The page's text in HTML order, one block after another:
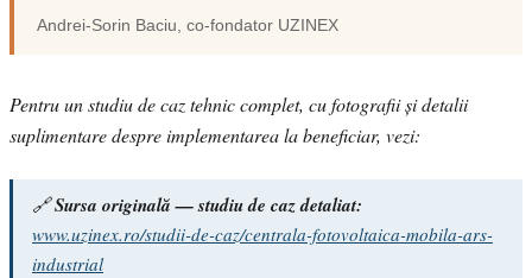
Andrei-Sorin Baciu, co-fondator UZINEX
Pentru un studiu de caz tehnic complet, cu fotografii și detalii
suplimentare despre implementarea la beneficiar, vezi:
🔗Sursa originală — studiu de caz detaliat:
www.uzinex.ro/studii-de-caz/centrala-fotovoltaica-mobila-ars-
industrial